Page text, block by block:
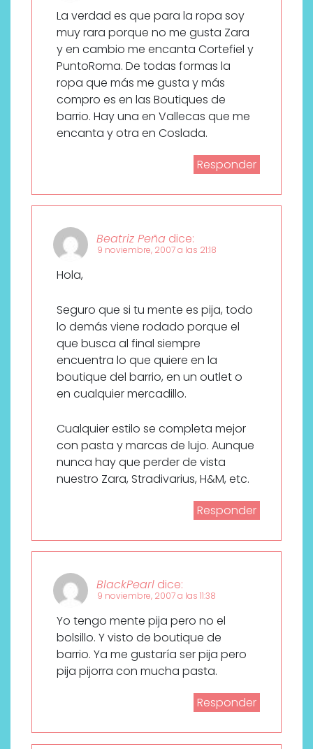
La verdad es que para la ropa soy
muy rara porque no me gusta Zara
y en cambio me encanta Cortefiel y
PuntoRoma. De todas formas la
ropa que más me gusta y más
compro es en las Boutiques de
barrio. Hay una en Vallecas que me
encanta y otra en Coslada.
Responder
Beatriz Peña dice:
9 noviembre, 2007 a las 21:18
Hola,
Seguro que si tu mente es pija, todo
lo demás viene rodado porque el
que busca al final siempre
encuentra lo que quiere en la
boutique del barrio, en un outlet o
en cualquier mercadillo.
Cualquier estilo se completa mejor
con pasta y marcas de lujo. Aunque
nunca hay que perder de vista
nuestro Zara, Stradivarius, H&M, etc.
Responder
BlackPearl dice:
9 noviembre, 2007 a las 11:38
Yo tengo mente pija pero no el
bolsillo. Y visto de boutique de
barrio. Ya me gustaría ser pija pero
pija pijorra con mucha pasta.
Responder